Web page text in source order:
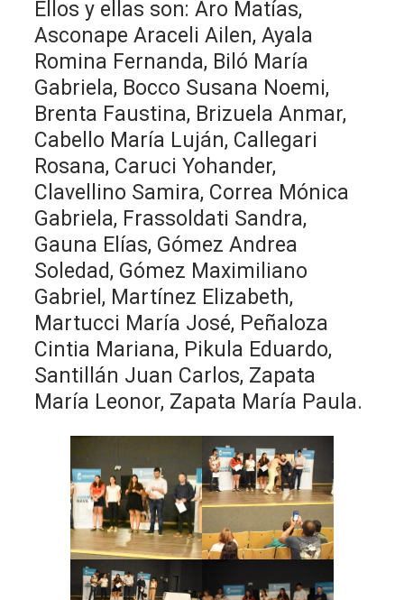
Ellos y ellas son: Aro Matías,
Asconape Araceli Ailen, Ayala
Romina Fernanda, Biló María
Gabriela, Bocco Susana Noemi,
Brenta Faustina, Brizuela Anmar,
Cabello María Luján, Callegari
Rosana, Caruci Yohander,
Clavellino Samira, Correa Mónica
Gabriela, Frassoldati Sandra,
Gauna Elías, Gómez Andrea
Soledad, Gómez Maximiliano
Gabriel, Martínez Elizabeth,
Martucci María José, Peñaloza
Cintia Mariana, Pikula Eduardo,
Santillán Juan Carlos, Zapata
María Leonor, Zapata María Paula.